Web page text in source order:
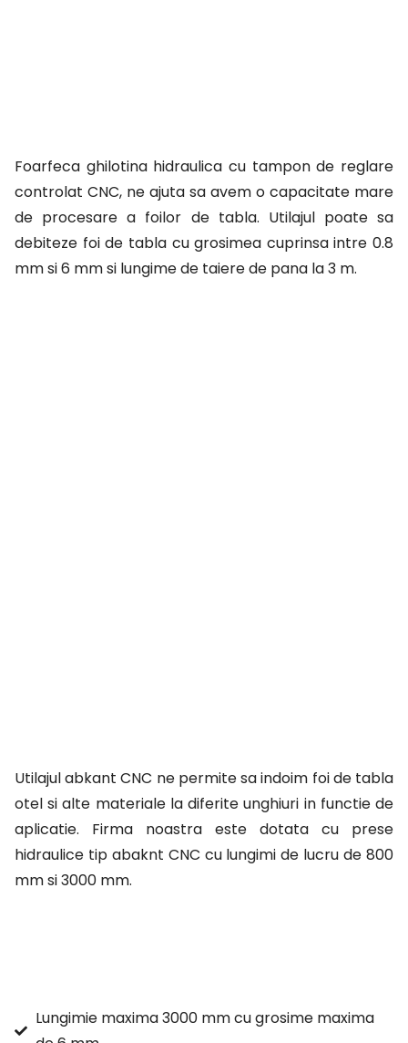
Foarfeca ghilotina hidraulica cu tampon de reglare
controlat CNC, ne ajuta sa avem o capacitate mare
de procesare a foilor de tabla. Utilajul poate sa
debiteze foi de tabla cu grosimea cuprinsa intre 0.8
mm si 6 mm si lungime de taiere de pana la 3 m.
Utilajul abkant CNC ne permite sa indoim foi de tabla
otel si alte materiale la diferite unghiuri in functie de
aplicatie. Firma noastra este dotata cu prese
hidraulice tip abaknt CNC cu lungimi de lucru de 800
mm si 3000 mm.
Lungimie maxima 3000 mm cu grosime maxima